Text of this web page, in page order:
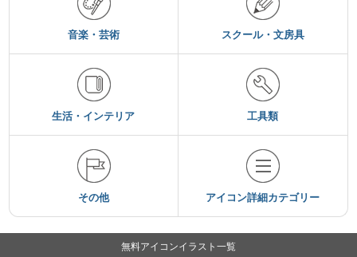
音楽・芸術 スクール・文房具
生活・インテリア 工具類
その他 アイコン詳細カテゴリー
無料アイコンイラスト一覧